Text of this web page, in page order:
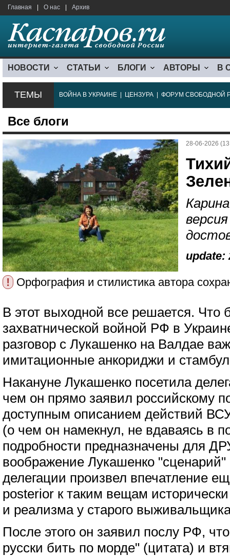
Главная О нас Архив
НОВОСТИ СТАТЬИ БЛОГИ АВТОРЫ В
ТЕМЫ ВОЙНА В УКРАИНЕ ЦЕНЗУРА ФОРУМ СВОБОДНОЙ
Все блоги
28-06-2026
update:
! Орфография и стилистика автора
В этот выходной все решается. Что
захватнической войной РФ в
разговор с Лукашенко на Валдае
имитационные анкориджи и
Накануне Лукашенко посетила
чем он прямо заявил российскому
доступным описанием действий
(о чем он намекнул, не вдаваясь в
подробности предназначены для
воображение Лукашенко "сценарий"
делегации произвел впечатление
posterior к таким вещам
и реализма у старого
После этого он заявил послу РФ,
русски бить по морде" (цитата) и